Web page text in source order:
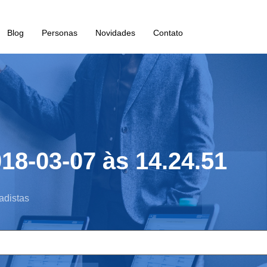
Blog Personas Novidades Contato
03-07 às 14.24.51